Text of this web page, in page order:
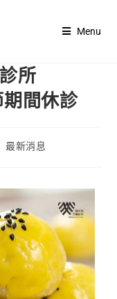
Menu
所
間休診
最新消息